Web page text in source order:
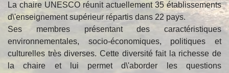
La chaire UNESCO réunit actuellement 35 établissements
d\'enseignement supérieur répartis dans 22 pays.
Ses membres présentant des caractéristiques
environnementales, socio-économiques, politiques et
culturelles très diverses. Cette diversité fait la richesse de
la chaire et lui permet d\'aborder les questions